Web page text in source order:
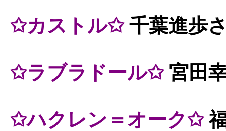
✩カストル✩千葉進歩
✩ラブラドール✩宮田
✩ハクレン＝オーク✩